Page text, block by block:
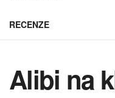
RECENZE
Alibi na